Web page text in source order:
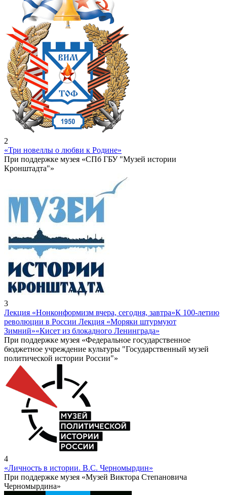
2
«Три новеллы о любви к Родине»
При поддержке музея «СПб ГБУ "Музей истории
Кронштадта"»
3
Лекция «Нонконформизм вчера, сегодня, завтра»К 100-летию
революции в России Лекция «Моряки штурмуют
Зимний»«Кисет из блокадного Ленинграда»
При поддержке музея «Федеральное государственное
бюджетное учреждение культуры "Государственный музей
политической истории России"»
4
«Личность в истории. В.С. Черномырдин»
При поддержке музея «Музей Виктора Степановича
Черномырдина»